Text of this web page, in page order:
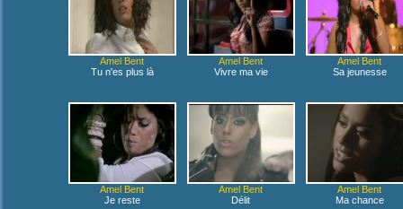
Amel Bent
Tu n'es plus là
Amel Bent
Vivre ma vie
Amel Bent
Sa jeunesse
Amel Bent
Je reste
Amel Bent
Délit
Amel Bent
Ma chance